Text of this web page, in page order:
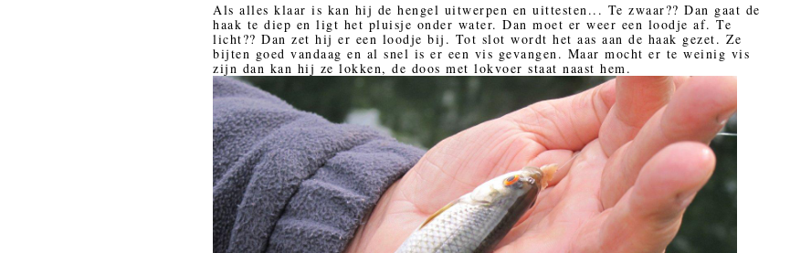
Als alles klaar is kan hij de hengel uitwerpen en uittesten... Te zwaar?? Dan gaat de
haak te diep en ligt het pluisje onder water. Dan moet er weer een loodje af. Te
licht?? Dan zet hij er een loodje bij. Tot slot wordt het aas aan de haak gezet. Ze
bijten goed vandaag en al snel is er een vis gevangen. Maar mocht er te weinig vis
zijn dan kan hij ze lokken, de doos met lokvoer staat naast hem.